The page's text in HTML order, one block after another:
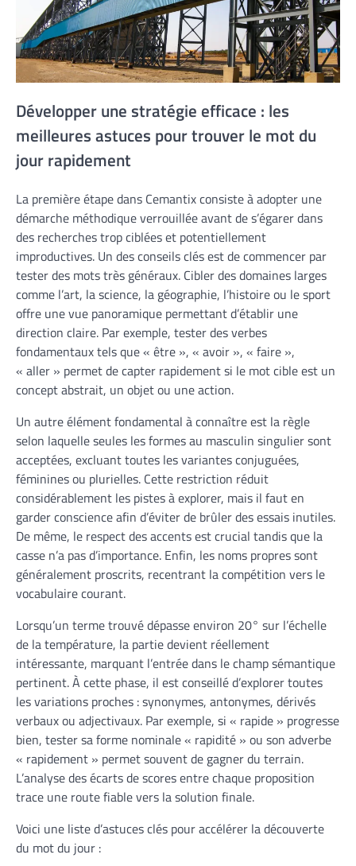
Développer une stratégie efficace : les
meilleures astuces pour trouver le mot du
jour rapidement
La première étape dans Cemantix consiste à adopter une
démarche méthodique verrouillée avant de s’égarer dans
des recherches trop ciblées et potentiellement
improductives. Un des conseils clés est de commencer par
tester des mots très généraux. Cibler des domaines larges
comme l’art, la science, la géographie, l’histoire ou le sport
offre une vue panoramique permettant d’établir une
direction claire. Par exemple, tester des verbes
fondamentaux tels que « être », « avoir », « faire »,
« aller » permet de capter rapidement si le mot cible est un
concept abstrait, un objet ou une action.
Un autre élément fondamental à connaître est la règle
selon laquelle seules les formes au masculin singulier sont
acceptées, excluant toutes les variantes conjuguées,
féminines ou plurielles. Cette restriction réduit
considérablement les pistes à explorer, mais il faut en
garder conscience afin d’éviter de brûler des essais inutiles.
De même, le respect des accents est crucial tandis que la
casse n’a pas d’importance. Enfin, les noms propres sont
généralement proscrits, recentrant la compétition vers le
vocabulaire courant.
Lorsqu’un terme trouvé dépasse environ 20° sur l’échelle
de la température, la partie devient réellement
intéressante, marquant l’entrée dans le champ sémantique
pertinent. À cette phase, il est conseillé d’explorer toutes
les variations proches : synonymes, antonymes, dérivés
verbaux ou adjectivaux. Par exemple, si « rapide » progresse
bien, tester sa forme nominale « rapidité » ou son adverbe
« rapidement » permet souvent de gagner du terrain.
L’analyse des écarts de scores entre chaque proposition
trace une route fiable vers la solution finale.
Voici une liste d’astuces clés pour accélérer la découverte
du mot du jour :